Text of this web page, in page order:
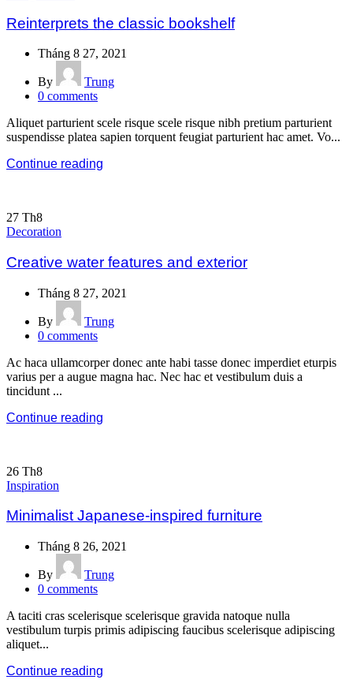
Reinterprets the classic bookshelf
Tháng 8 27, 2021
By
Trung
0 comments
Aliquet parturient scele risque scele risque nibh pretium parturient
suspendisse platea sapien torquent feugiat parturient hac amet. Vo...
Continue reading
27 Th8
Decoration
Creative water features and exterior
Tháng 8 27, 2021
By
Trung
0 comments
Ac haca ullamcorper donec ante habi tasse donec imperdiet eturpis
varius per a augue magna hac. Nec hac et vestibulum duis a
tincidunt ...
Continue reading
26 Th8
Inspiration
Minimalist Japanese-inspired furniture
Tháng 8 26, 2021
By
Trung
0 comments
A taciti cras scelerisque scelerisque gravida natoque nulla
vestibulum turpis primis adipiscing faucibus scelerisque adipiscing
aliquet...
Continue reading